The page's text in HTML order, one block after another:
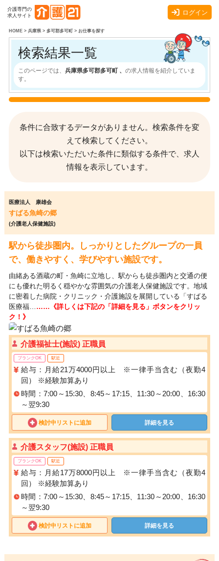
介護専門の
求人サイト
ログイン
HOME> 兵庫県> 多可郡多可町> お仕事を探す
検索結果一覧
このページでは、 兵庫県多可郡多可町 、 の求人情報を紹介していま
す。
条件に合致するデータがありません。検索条件を変
えて検索してください。
以下は検索いただいた条件に類似する条件で、求人
情報を表示しています。
医療法人 康雄会
すばる魚崎の郷
(介護老人保健施設)
駅から徒歩圏内。しっかりとしたグループの一員
で、働きやすく、学びやすい施設です。
由緒ある酒蔵の町・魚崎に立地し、駅からも徒歩圏内と交通の便
にも優れた明るく穏やかな雰囲気の介護老人保健施設です。地域
に密着した病院・クリニック・介護施設を展開している「すばる
医療福… ……《詳しくは下記の「詳細を見る」ボタンをクリッ
ク！》
介護福祉士(施設) 正職員
ブランクOK 駅近
給与：月給21万4000円以上 ※一律手当含む（夜勤4
回） ※経験加算あり
時間：7:00～15:30、8:45～17:15、11:30～20:00、16:30
～翌9:30
検討中リストに追加 詳細を見る
介護スタッフ(施設) 正職員
ブランクOK 駅近
給与：月給17万8000円以上 ※一律手当含む（夜勤4
回） ※経験加算あり
時間：7:00～15:30、8:45～17:15、11:30～20:00、16:30
～翌9:30
検討中リストに追加 詳細を見る